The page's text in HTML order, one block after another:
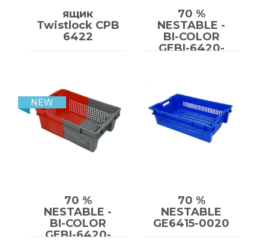
ящик
Twistlock CPB
6422
70 %
NESTABLE -
BI-COLOR
GEBI-6420-
70 %
NESTABLE -
BI-COLOR
GEBI-6420-
NEW
70 %
NESTABLE
GE6415-0020